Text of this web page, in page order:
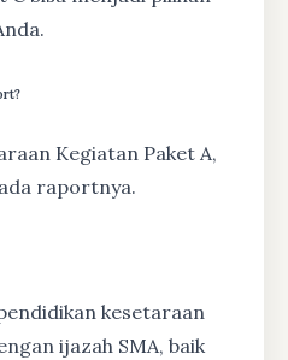
Kegiatan Paket A,
raportnya.
kesetaraan
ijazah SMA, baik